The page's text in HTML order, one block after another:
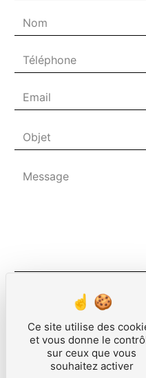
Combien font cinq plus
En cochant cette
particulières ci-
Ce site utilise des
et vous donne le
sur ceux que vous
souhaitez activer